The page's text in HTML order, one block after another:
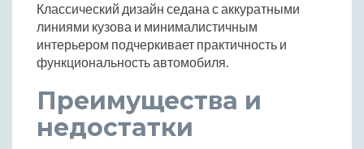
Классический дизайн седана с аккуратными
линиями кузова и минималистичным
интерьером подчеркивает практичность и
функциональность автомобиля.
Преимущества и
недостатки